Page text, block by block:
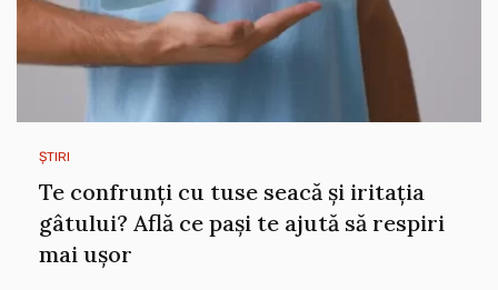
ȘTIRI
Te confrunți cu tuse seacă și iritația
gâtului? Află ce pași te ajută să respiri
mai ușor